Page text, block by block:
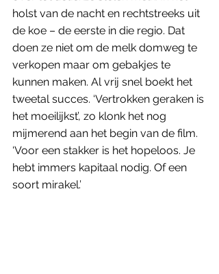
holst van de nacht en rechtstreeks uit
de koe – de eerste in die regio. Dat
doen ze niet om de melk domweg te
verkopen maar om gebakjes te
kunnen maken. Al vrij snel boekt het
tweetal succes. ‘Vertrokken geraken is
het moeilijkst’, zo klonk het nog
mijmerend aan het begin van de film.
‘Voor een stakker is het hopeloos. Je
hebt immers kapitaal nodig. Of een
soort mirakel.’